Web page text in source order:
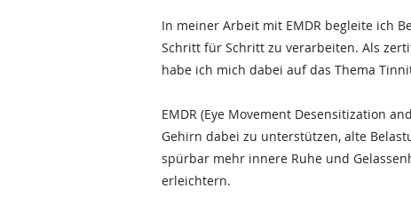
In meiner Arbeit mit EMDR begleite ich
Schritt für Schritt zu verarbeiten. Als
habe ich mich dabei auf das Thema
EMDR (Eye Movement Desensitization
Gehirn dabei zu unterstützen, alte
spürbar mehr innere Ruhe und
erleichtern.